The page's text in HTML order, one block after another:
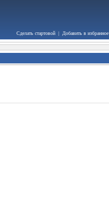
Сделать стартовой | Добавить в избранное